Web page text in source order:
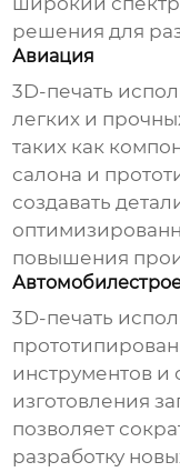
решения для
Авиация
3D-печать
легких и
таких как
салона и
создавать
повышения
3D-печать
инструментов и
изготовления
позволяет
разработку